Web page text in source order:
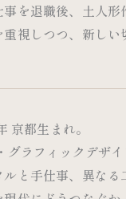
事を退職後、土人形
重視しつつ、新しい
京都生まれ。
グラフィックデザ
ルと手仕事、異な